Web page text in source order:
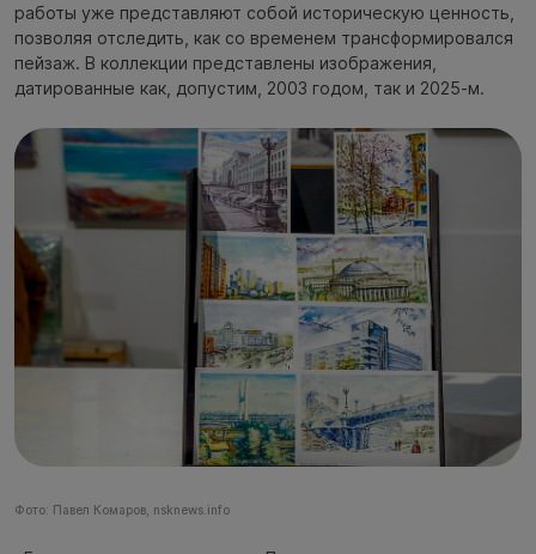
работы уже представляют собой историческую ценность,
позволяя отследить, как со временем трансформировался
пейзаж. В коллекции представлены изображения,
датированные как, допустим, 2003 годом, так и 2025-м.
Фото: Павел Комаров, nsknews.info